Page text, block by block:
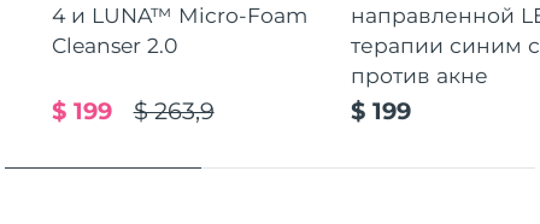
4 и LUNA™ Micro-Foam
Cleanser 2.0
$ 263,9
$ 199
направленной
терапии синим
против акне
$ 199